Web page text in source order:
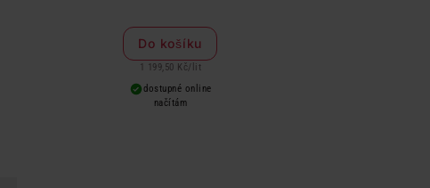
Do košíku
1 199,50 Kč/ lit
dostupné online
načítám